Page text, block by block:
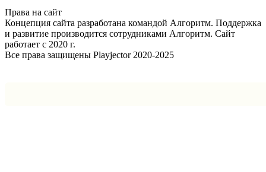
Права на сайт
Концепция сайта разработана командой Алгоритм. Поддержка
и развитие производится сотрудниками Алгоритм. Сайт
работает с 2020 г.
Все права защищены Playjector 2020-2025